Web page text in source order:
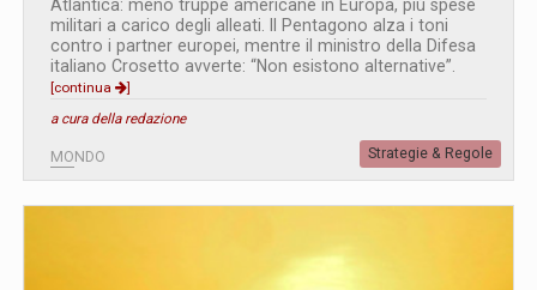
Atlantica: meno truppe americane in Europa, più spese
militari a carico degli alleati. Il Pentagono alza i toni
contro i partner europei, mentre il ministro della Difesa
italiano Crosetto avverte: “Non esistono alternative”.
[continua
]
a cura della redazione
MONDO Strategie & Regole